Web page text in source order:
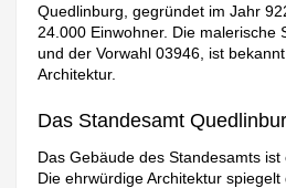
Quedlinburg, gegründet im Jahr
24.000 Einwohner. Die malerische
und der Vorwahl 03946, ist
Architektur.
Das Standesamt
Das Gebäude des Standesamts ist
Die ehrwürdige Architektur